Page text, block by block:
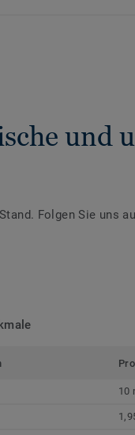
und
Folgen Sie uns
10